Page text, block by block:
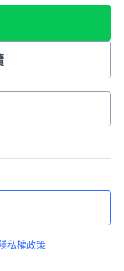
隱私權政策